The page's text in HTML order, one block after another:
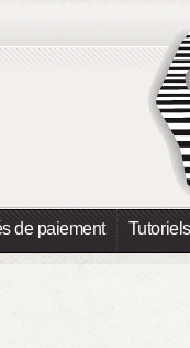
de paiement Tutoriels